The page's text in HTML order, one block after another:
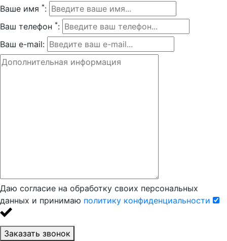
Ваше имя *:
Ваш телефон *:
Ваш e-mail:
Даю согласие на обработку своих персональных
данных и принимаю политику конфиденциальности
Заказать звонок